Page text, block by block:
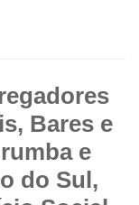
Bares e
e
do Sul,